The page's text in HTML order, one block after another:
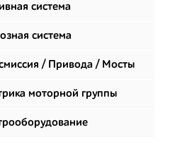
система
система
/ Привода / Мосты
моторной группы